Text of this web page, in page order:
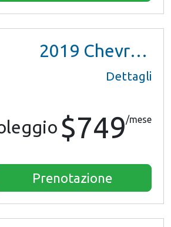
2019 Chevrolet Malibu
Dettagli
$749/mese
Prenotazione